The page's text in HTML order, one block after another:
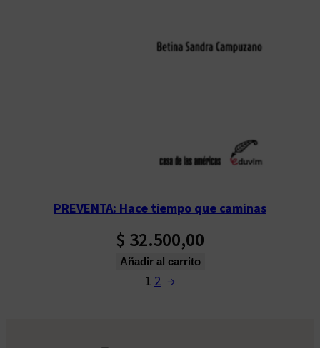
PREVENTA: Hace tiempo que caminas
$ 32.500,00
Añadir al carrito
1 2 →